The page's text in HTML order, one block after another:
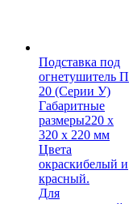
Подставка под
огнетушитель П
20 (Серии У)
Габаритные
размеры220 х
320 х 220 мм
Цвета
окраскибелый и
красный.
Для